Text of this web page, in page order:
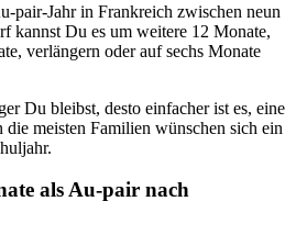
pair-Jahr in Frankreich zwischen neun
kannst Du es um weitere 12 Monate,
verlängern oder auf sechs Monate
Du bleibst, desto einfacher ist es, eine
meisten Familien wünschen sich ein
als Au-pair nach